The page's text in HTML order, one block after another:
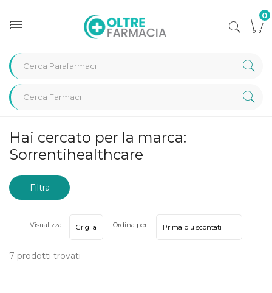
0
Home Marche parafarmaci Sorrentihealthcare
Hai cercato per la marca:
Sorrentihealthcare
Filtra
7 prodotti trovati
Visualizza: Ordina per :